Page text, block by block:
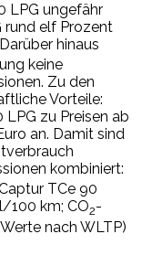
LPG ungefähr
rund elf Prozent
hinaus
keine
Zu den
Vorteile:
zu Preisen ab
an. Damit sind
kombiniert:
TCe 90
100 km; CO2-
nach WLTP)